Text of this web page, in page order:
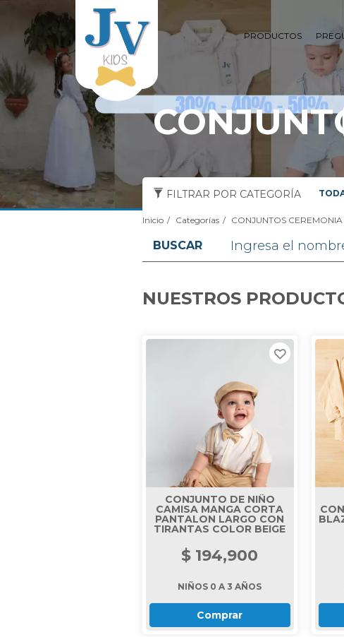
PRODUCTOS
FILTRAR POR CATEGORÍA
Inicio Categorías CONJUNTOS CEREMONIA
BUSCAR
NUESTROS
CONJUNTO DE NIÑO
CAMISA MANGA CORTA
PANTALON LARGO CON
TIRANTAS COLOR BEIGE
$ 194,900
NIÑOS 0 A 3 AÑOS
Comprar